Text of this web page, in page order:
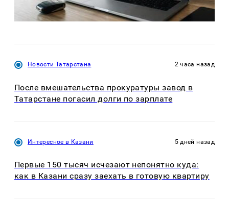
Новости Татарстана 2 часа назад
После вмешательства прокуратуры завод в
Татарстане погасил долги по зарплате
Интересное в Казани 5 дней назад
Первые 150 тысяч исчезают непонятно куда:
как в Казани сразу заехать в готовую квартиру